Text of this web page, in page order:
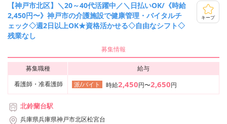
【神戸市北区】＼20～40代活躍中／＼日払いOK/《時給
2,450円〜》神戸市の介護施設で健康管理・バイタルチ
ェック◇週2日以上OK★資格活かせる◇自由なシフト◇
残業なし
キープ
募集情報
募集職種
給与
看護師・准看護師
派/バイト 時給2,450円〜2,650円
北鈴蘭台駅
兵庫県兵庫県神戸市北区松宮台